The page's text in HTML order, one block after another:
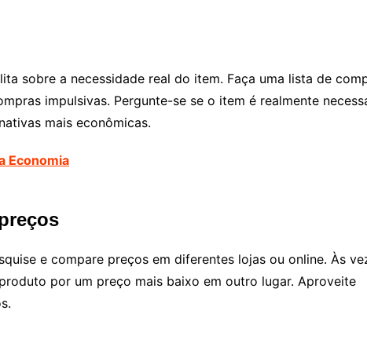
sobre a necessidade real do item. Faça uma lista de
impulsivas. Pergunte-se se o item é realmente
mais econômicas.
Economia
e compare preços em diferentes lojas ou online. Às
por um preço mais baixo em outro lugar. Aproveite